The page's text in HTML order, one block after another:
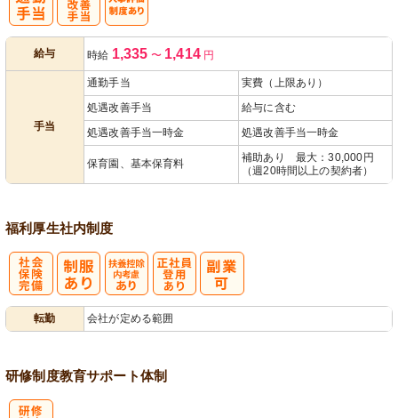
給与 時給 1,335 〜 1,414円
手当
通勤手当
実費（上限あり）
処遇改善手当
給与に含む
処遇改善手当一時金
処遇改善手当一時金
保育園、基本保育料
補助あり 最大：30,000円
（週20時間以上の契約者）
福利厚生社内制度
転勤 会社が定める範囲
研修制度教育サポート体制